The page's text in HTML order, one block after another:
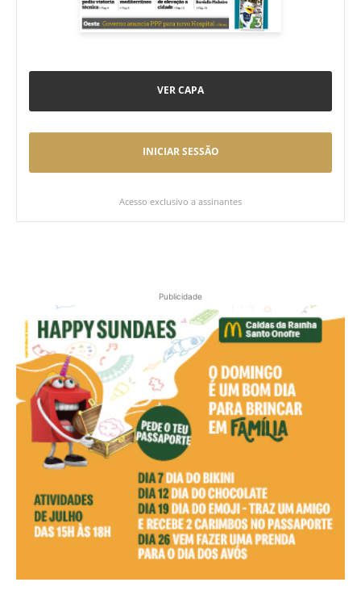
VER CAPA
INICIAR SESSÃO
Acesso exclusivo a assinantes
Publicidade